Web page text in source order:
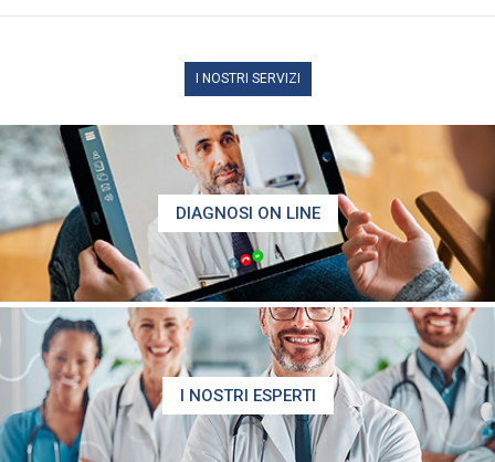
I NOSTRI SERVIZI
DIAGNOSI ON LINE
I NOSTRI ESPERTI